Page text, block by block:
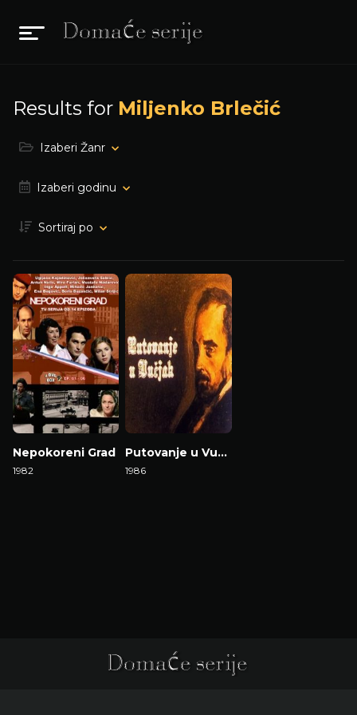
Results for Miljenko Brlečić
Izaberi Žanr
Izaberi godinu
Sortiraj po
Nepokoreni Grad
1982
Putovanje u Vučjak
1986